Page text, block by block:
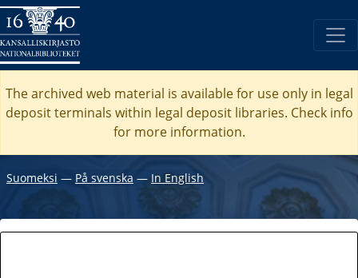
The archived web material is available for use only in legal
deposit terminals within legal deposit libraries. Check info
for more information.
Suomeksi ― På svenska ― In English